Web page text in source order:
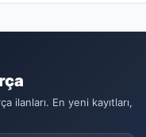
ilanları. En yeni kayıtları,